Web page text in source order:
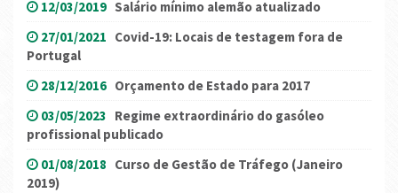
12/03/2019 Salário mínimo alemão atualizado
27/01/2021 Covid-19: Locais de testagem fora de
Portugal
28/12/2016 Orçamento de Estado para 2017
03/05/2023 Regime extraordinário do gasóleo
profissional publicado
01/08/2018 Curso de Gestão de Tráfego (Janeiro
2019)